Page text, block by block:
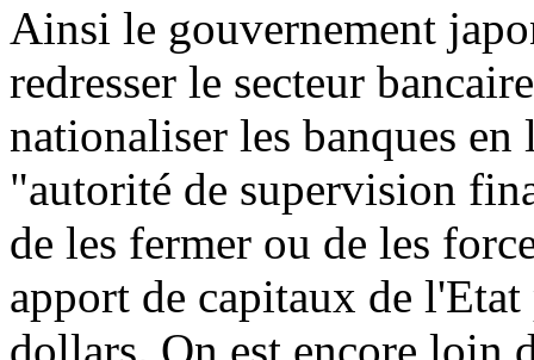
Ainsi le gouvernement
redresser le secteur
nationaliser les banques
"autorité de supervision
de les fermer ou de les
apport de capitaux de